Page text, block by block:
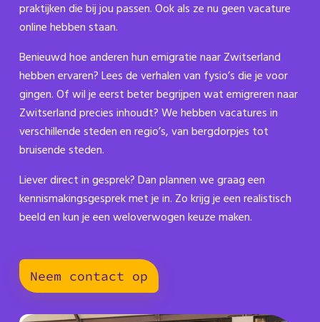
praktijken die bij jou passen. Ook als ze nu geen vacature
online hebben staan.
Benieuwd hoe anderen hun emigratie naar Zwitserland
hebben ervaren? Lees de verhalen van fysio’s die je voor
gingen. Of wil je eerst beter begrijpen wat emigreren naar
Zwitserland precies inhoudt? We hebben vacatures in
verschillende steden en regio’s, van bergdorpjes tot
bruisende steden.
Liever direct in gesprek? Dan plannen we graag een
kennismakingsgesprek met je in. Zo krijg je een realistisch
beeld en kun je een weloverwogen keuze maken.
Neem contact op